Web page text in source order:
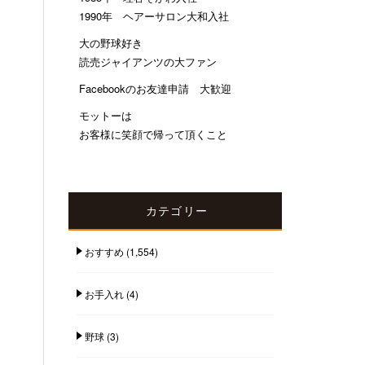
1990年 ヘアーサロン大和入社
大の野球好き
読売ジャイアンツの大ファン
Facebookのお友達申請 大歓迎
モットーは
お客様に笑顔で帰って頂くこと
カテゴリー
おすすめ (1,554)
お手入れ(4)
野球(3)